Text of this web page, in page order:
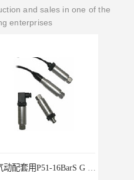
and sales in one of the
enterprises